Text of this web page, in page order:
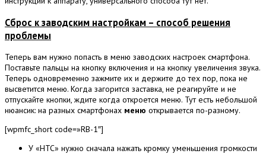
Сброс к заводским настройкам – способ решения
проблемы
Теперь вам нужно попасть в меню заводских настроек смартфона.
Поставьте пальцы на кнопку включения и на кнопку увеличения звука.
Теперь одновременно зажмите их и держите до тех пор, пока не
высветится меню. Когда загорится заставка, не реагируйте и не
отпускайте кнопки, ждите когда откроется меню. Тут есть небольшой
нюансик: на разных смартфонах меню открывается по-разному.
[wpmfc_short code=»RB-1″]
У «НТС» нужно сначала нажать кромку уменьшения громкости